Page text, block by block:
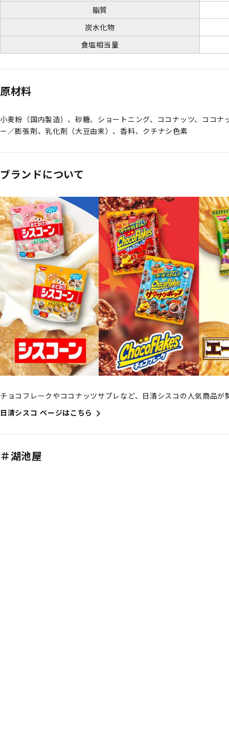
脂質
炭水化物
食塩相当量
原材料
小麦粉（国内製造）、砂糖、ショートニング、ココナッツ、ココ
ー／膨張剤、乳化剤（大豆由来）、香料、クチナシ色素
ブランドについて
チョコフレークやココナッツサブレなど、日清シスコの人気商品
日清シスコ ページはこちら
＃湖池屋